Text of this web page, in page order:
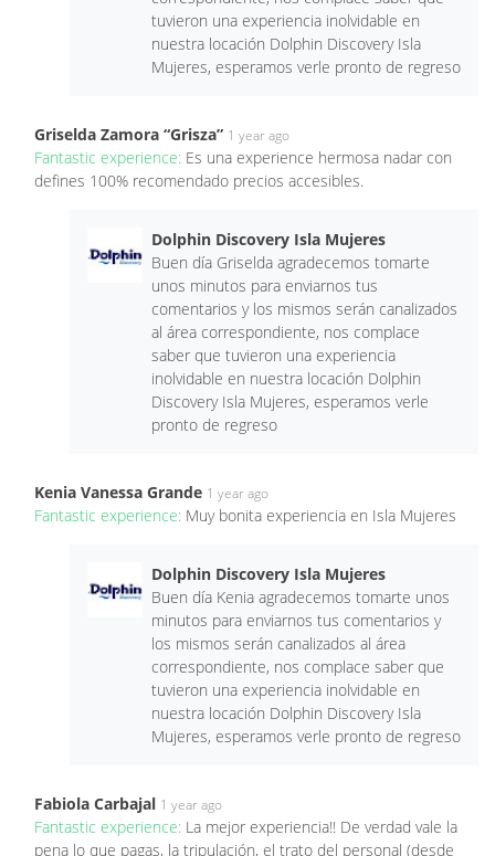
tuvieron una experiencia inolvidable en
nuestra locación Dolphin Discovery Isla
Mujeres, esperamos verle pronto de regreso
Griselda Zamora “Grisza” 1 year ago
Fantastic experience: Es una experience hermosa nadar con
defines 100% recomendado precios accesibles.
Dolphin Discovery Isla Mujeres
Buen día Griselda agradecemos tomarte
unos minutos para enviarnos tus
comentarios y los mismos serán canalizados
al área correspondiente, nos complace
saber que tuvieron una experiencia
inolvidable en nuestra locación Dolphin
Discovery Isla Mujeres, esperamos verle
pronto de regreso
Kenia Vanessa Grande 1 year ago
Fantastic experience: Muy bonita experiencia en Isla Mujeres
Dolphin Discovery Isla Mujeres
Buen día Kenia agradecemos tomarte unos
minutos para enviarnos tus comentarios y
los mismos serán canalizados al área
correspondiente, nos complace saber que
tuvieron una experiencia inolvidable en
nuestra locación Dolphin Discovery Isla
Mujeres, esperamos verle pronto de regreso
Fabiola Carbajal 1 year ago
Fantastic experience: La mejor experiencia!! De verdad vale la
pena lo que pagas, la tripulación, el trato del personal (desde